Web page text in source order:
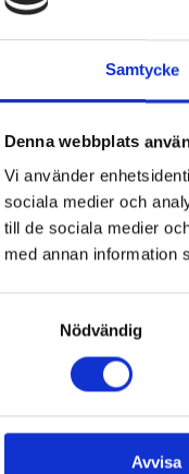
Samtycke
Denna webbplats
Vi använder
sociala medier och
till de sociala medier
med annan information
Nödvändig
Avvisa